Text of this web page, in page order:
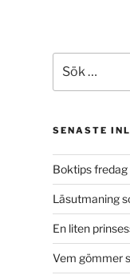
efter:
SENASTE
Boktips fredag
Läsutmaning
En liten
Vem gömmer